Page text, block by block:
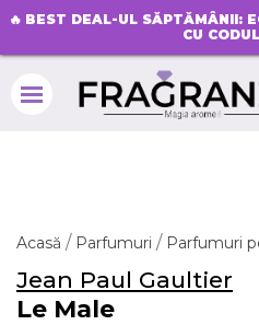
🔥 BEST DEAL-UL SĂPTĂMÂNII:
CU
Acasă Parfumuri Parfumuri
Jean Paul Gaultier
Le Male